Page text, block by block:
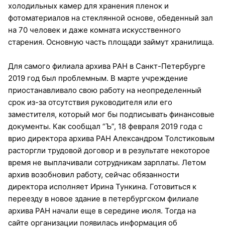
холодильных камер для хранения пленок и
фотоматериалов на стеклянной основе, обеденный зал
на 70 человек и даже комната искусственного
старения. Основную часть площади займут хранилища.
Для самого филиала архива РАН в Санкт-Петербурге
2019 год был проблемным. В марте учреждение
приостанавливало свою работу на неопределенный
срок из-за отсутствия руководителя или его
заместителя, который мог бы подписывать финансовые
документы. Как сообщал “Ъ”, 18 февраля 2019 года с
врио директора архива РАН Александром Толстиковым
расторгли трудовой договор и в результате некоторое
время не выплачивали сотрудникам зарплаты. Летом
архив возобновил работу, сейчас обязанности
директора исполняет Ирина Тункина. Готовиться к
переезду в новое здание в петербургском филиале
архива РАН начали еще в середине июля. Тогда на
сайте организации появилась информация об